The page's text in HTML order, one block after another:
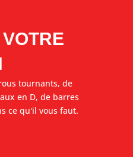
tournants, de
en D, de barres
ce qu'il vous faut.